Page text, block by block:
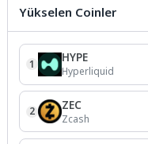
Yükselen Coinler
1 HYPE
Hyperliquid
2 ZEC
Zcash